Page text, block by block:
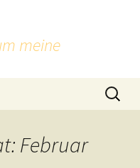
meine
Suchen
nach:
Februar